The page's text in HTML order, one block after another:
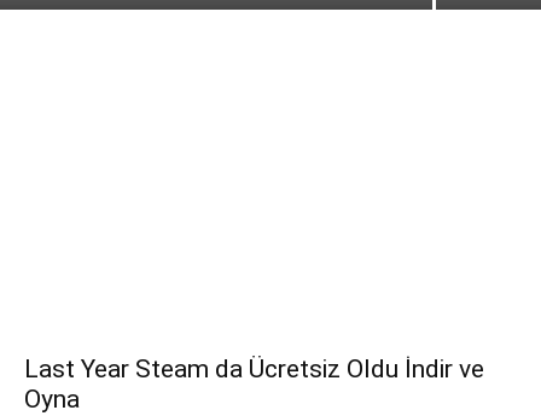
Last Year Steam da Ücretsiz Oldu İndir ve
Oyna